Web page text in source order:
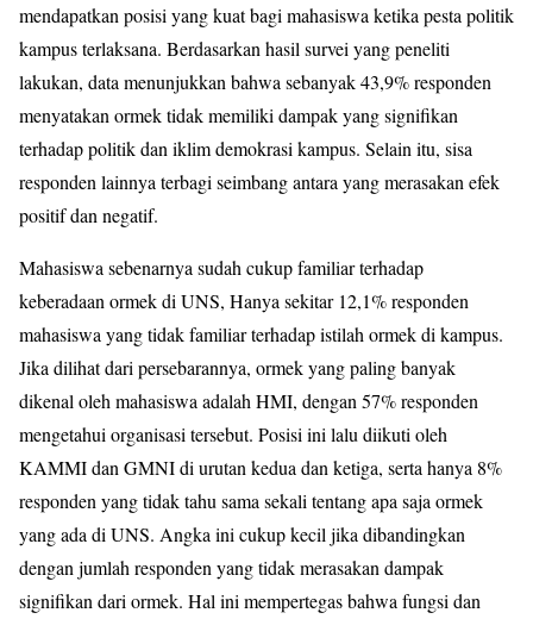
mendapatkan posisi yang kuat bagi mahasiswa ketika pesta politik
kampus terlaksana. Berdasarkan hasil survei yang peneliti
lakukan, data menunjukkan bahwa sebanyak 43,9% responden
menyatakan ormek tidak memiliki dampak yang signifikan
terhadap politik dan iklim demokrasi kampus. Selain itu, sisa
responden lainnya terbagi seimbang antara yang merasakan efek
positif dan negatif.
Mahasiswa sebenarnya sudah cukup familiar terhadap
keberadaan ormek di UNS, Hanya sekitar 12,1% responden
mahasiswa yang tidak familiar terhadap istilah ormek di kampus.
Jika dilihat dari persebarannya, ormek yang paling banyak
dikenal oleh mahasiswa adalah HMI, dengan 57% responden
mengetahui organisasi tersebut. Posisi ini lalu diikuti oleh
KAMMI dan GMNI di urutan kedua dan ketiga, serta hanya 8%
responden yang tidak tahu sama sekali tentang apa saja ormek
yang ada di UNS. Angka ini cukup kecil jika dibandingkan
dengan jumlah responden yang tidak merasakan dampak
signifikan dari ormek. Hal ini mempertegas bahwa fungsi dan